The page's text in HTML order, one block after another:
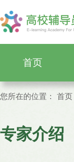
首页
您所在的位置： 首页
专家介绍